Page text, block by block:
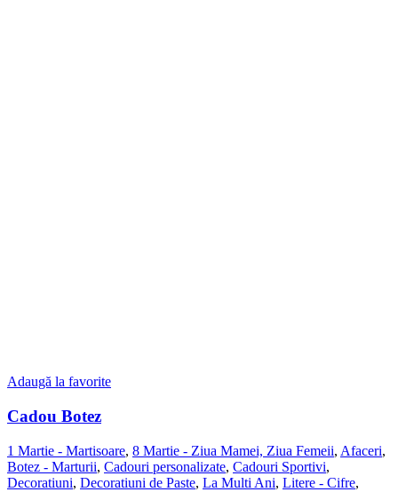
Adaugă la favorite
Cadou Botez
1 Martie - Martisoare, 8 Martie - Ziua Mamei, Ziua Femeii, Afaceri,
Botez - Marturii, Cadouri personalizate, Cadouri Sportivi,
Decoratiuni, Decoratiuni de Paste, La Multi Ani, Litere - Cifre,